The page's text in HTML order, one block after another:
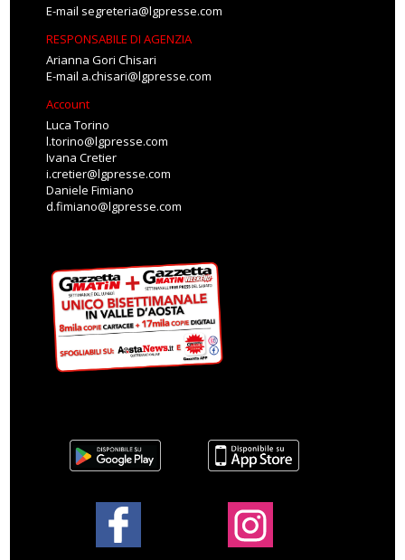
E-mail segreteria@lgpresse.com
RESPONSABILE DI AGENZIA
Arianna Gori Chisari
E-mail a.chisari@lgpresse.com
Account
Luca Torino
l.torino@lgpresse.com
Ivana Cretier
i.cretier@lgpresse.com
Daniele Fimiano
d.fimiano@lgpresse.com